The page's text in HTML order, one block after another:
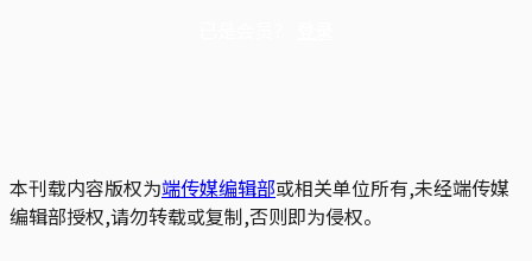
本刊载内容版权为端传媒编辑部或相关单位所有,未经端传媒
编辑部授权,请勿转载或复制,否则即为侵权。